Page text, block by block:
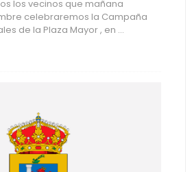
los vecinos que mañana
celebraremos la Campaña
de la Plaza Mayor , en ...